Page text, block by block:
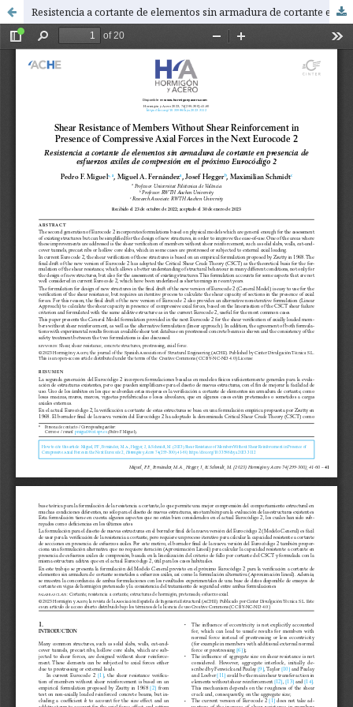
Resistencia a cortante de elementos sin armadura de cortante en presencia de esfuerzos axiles de compresión en el próximo Eurocódigo 2